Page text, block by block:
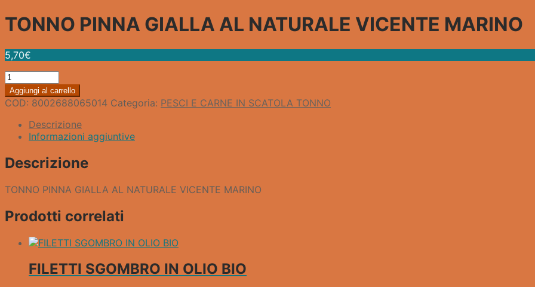
TONNO PINNA GIALLA AL NATURALE VICENTE MARINO
5,70€
TONNO
PINNA
GIALLA
NATURALE
VICENTE
quantità
Aggiungi al carrello
COD: 8002688065014 Categoria: PESCI E CARNE IN SCATOLA TONNO
Descrizione
Informazioni aggiuntive
Descrizione
TONNO PINNA GIALLA AL NATURALE VICENTE MARINO
Prodotti correlati
FILETTI SGOMBRO IN OLIO BIO